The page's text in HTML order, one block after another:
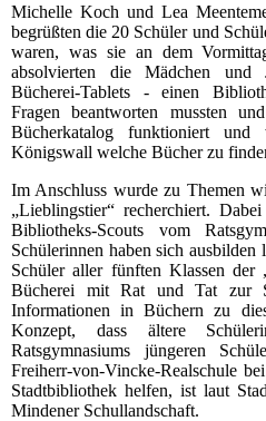
Michelle Koch und Lea
begrüßten die 20 Schüler und
waren, was sie an dem
absolvierten die Mädchen und
Bücherei-Tablets - einen
Fragen beantworten mussten
Bücherkatalog funktioniert
Königswall welche Bücher zu
Im Anschluss wurde zu Themen
„Lieblingstier“ recherchiert.
Bibliotheks-Scouts vom
Schülerinnen haben sich ausbilden
Schüler aller fünften Klassen der
Bücherei mit Rat und Tat zur
Informationen in Büchern zu
Konzept, dass ältere
Ratsgymnasiums jüngeren
Freiherr-von-Vincke-Realschule
Stadtbibliothek helfen, ist laut
Mindener Schullandschaft.